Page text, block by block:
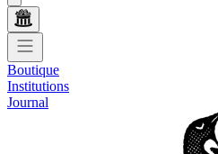
Boutique
Institutions
Journal